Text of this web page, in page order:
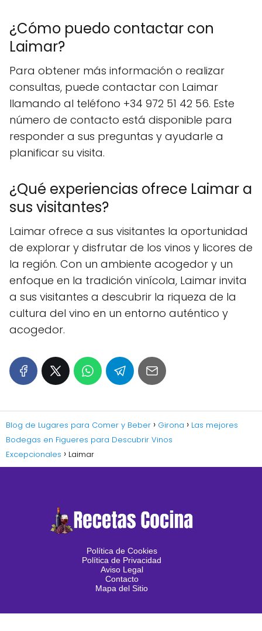
¿Cómo puedo contactar con
Laimar?
Para obtener más información o realizar
consultas, puede contactar con Laimar
llamando al teléfono +34 972 51 42 56. Este
número de contacto está disponible para
responder a sus preguntas y ayudarle a
planificar su visita.
¿Qué experiencias ofrece Laimar a
sus visitantes?
Laimar ofrece a sus visitantes la oportunidad
de explorar y disfrutar de los vinos y licores de
la región. Con un ambiente acogedor y un
enfoque en la tradición vinícola, Laimar invita
a sus visitantes a descubrir la riqueza de la
cultura del vino en un entorno auténtico y
acogedor.
Blog de Lugares para Comer y Beber Girona
Las mejores
Bodegas en Figueres para Descubrir Vinos
Excepcionales
Laimar
Política de Cookies
Política de Privacidad
Aviso Legal
Contacto
Mapa del Sitio